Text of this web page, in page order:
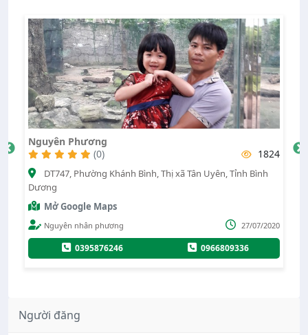
Nguyên Phương
(0)
1824
DT747, Phường Khánh Bình, Thị xã Tân Uyên, Tỉnh Bình
Dương
Mở Google Maps
Nguyên nhân phương 27/07/2020
0395876246 0966809336
Người đăng